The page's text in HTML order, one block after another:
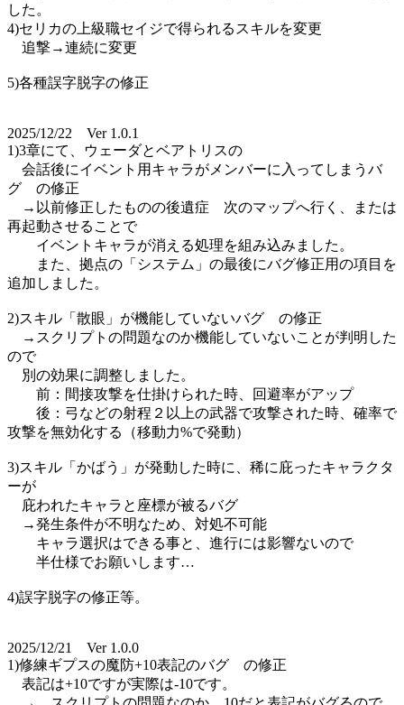
した。
4)セリカの上級職セイジで得られるスキルを変更
追撃→連続に変更
5)各種誤字脱字の修正
2025/12/22 Ver 1.0.1
1)3章にて、ウェーダとベアトリスの
会話後にイベント用キャラがメンバーに入ってしまうバ
グ の修正
→以前修正したものの後遺症 次のマップへ行く、または
再起動させることで
イベントキャラが消える処理を組み込みました。
また、拠点の「システム」の最後にバグ修正用の項目を
追加しました。
2)スキル「散眼」が機能していないバグ の修正
→スクリプトの問題なのか機能していないことが判明した
ので
別の効果に調整しました。
前：間接攻撃を仕掛けられた時、回避率がアップ
後：弓などの射程２以上の武器で攻撃された時、確率で
攻撃を無効化する（移動力%で発動）
3)スキル「かばう」が発動した時に、稀に庇ったキャラクタ
ーが
庇われたキャラと座標が被るバグ
→発生条件が不明なため、対処不可能
キャラ選択はできる事と、進行には影響ないので
半仕様でお願いします…
4)誤字脱字の修正等。
2025/12/21 Ver 1.0.0
1)修練ギプスの魔防+10表記のバグ の修正
表記は+10ですが実際は-10です。